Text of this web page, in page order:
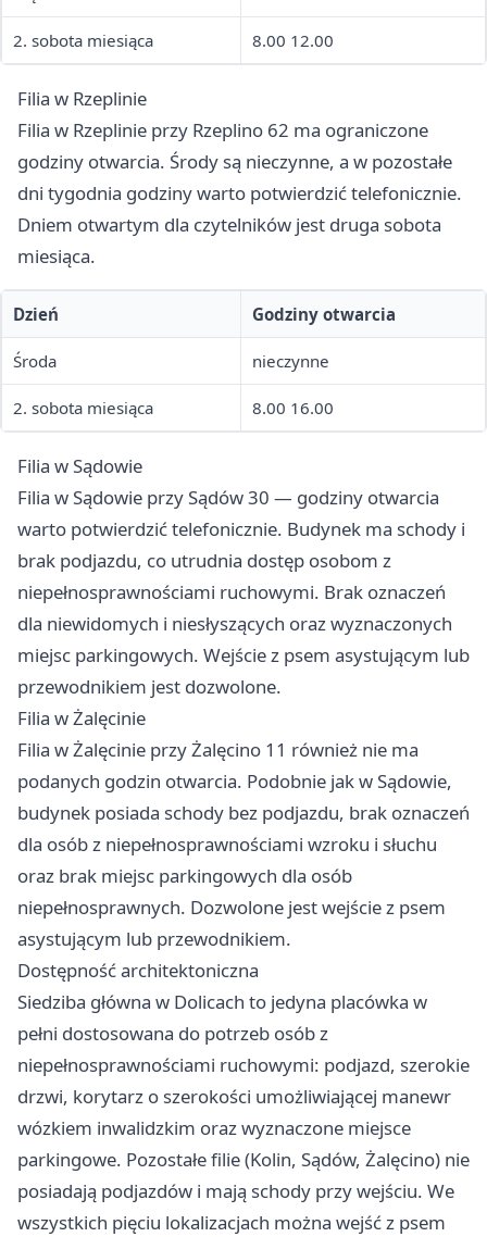
2. sobota miesiąca 8.00 12.00
Filia w Rzeplinie
Filia w Rzeplinie przy Rzeplino 62 ma ograniczone
godziny otwarcia. Środy są nieczynne, a w pozostałe
dni tygodnia godziny warto potwierdzić telefonicznie.
Dniem otwartym dla czytelników jest druga sobota
miesiąca.
Dzień Godziny otwarcia
Środa nieczynne
2. sobota miesiąca 8.00 16.00
Filia w Sądowie
Filia w Sądowie przy Sądów 30 — godziny otwarcia
warto potwierdzić telefonicznie. Budynek ma schody i
brak podjazdu, co utrudnia dostęp osobom z
niepełnosprawnościami ruchowymi. Brak oznaczeń
dla niewidomych i niesłyszących oraz wyznaczonych
miejsc parkingowych. Wejście z psem asystującym lub
przewodnikiem jest dozwolone.
Filia w Żalęcinie
Filia w Żalęcinie przy Żalęcino 11 również nie ma
podanych godzin otwarcia. Podobnie jak w Sądowie,
budynek posiada schody bez podjazdu, brak oznaczeń
dla osób z niepełnosprawnościami wzroku i słuchu
oraz brak miejsc parkingowych dla osób
niepełnosprawnych. Dozwolone jest wejście z psem
asystującym lub przewodnikiem.
Dostępność architektoniczna
Siedziba główna w Dolicach to jedyna placówka w
pełni dostosowana do potrzeb osób z
niepełnosprawnościami ruchowymi: podjazd, szerokie
drzwi, korytarz o szerokości umożliwiającej manewr
wózkiem inwalidzkim oraz wyznaczone miejsce
parkingowe. Pozostałe filie (Kolin, Sądów, Żalęcino) nie
posiadają podjazdów i mają schody przy wejściu. We
wszystkich pięciu lokalizacjach można wejść z psem